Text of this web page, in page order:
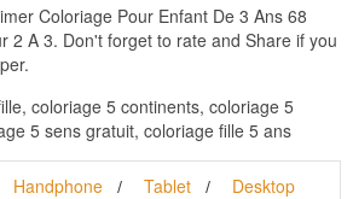
Coloriage Pour Enfant De 3 Ans 68
2 A 3. Don't forget to rate and Share if you
coloriage 5 continents, coloriage 5
5 sens gratuit, coloriage fille 5 ans
Handphone Tablet
Desktop